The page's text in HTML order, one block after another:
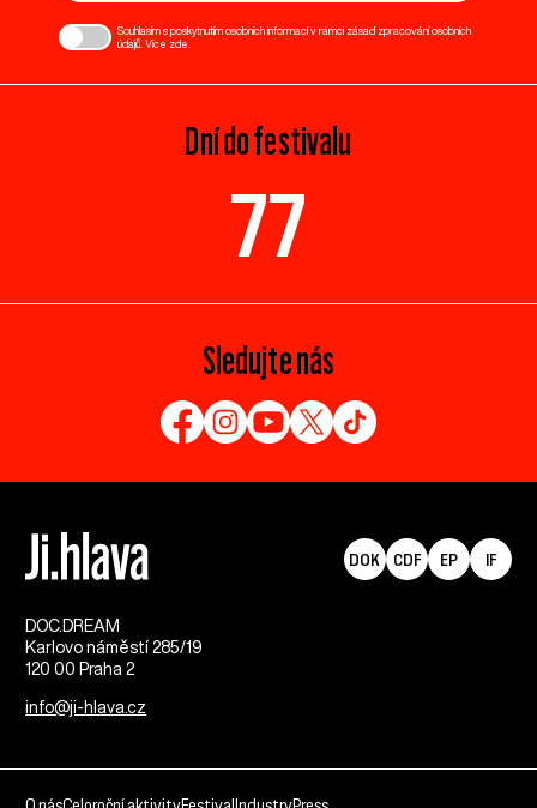
Souhlasím s poskytnutím osobních informací v rámci zásad zpracování osobních
údajů. Více zde
Dní do festivalu
77
Sledujte nás
DOC.DREAM​
Karlovo náměstí 285/19
120 00 Praha 2
info@ji-hlava.cz
DOK CDF EP IF